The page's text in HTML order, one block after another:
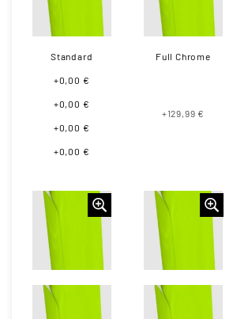
Standard
+0,00 €
+0,00 €
+0,00 €
+0,00 €
Full Chrome
+129,99 €